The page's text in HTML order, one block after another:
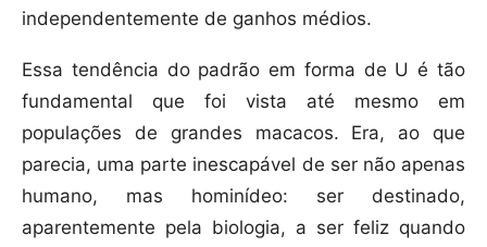
independentemente de ganhos médios.
Essa tendência do padrão em forma de U é tão
fundamental que foi vista até mesmo em
populações de grandes macacos. Era, ao que
parecia, uma parte inescapável de ser não apenas
humano, mas hominídeo: ser destinado,
aparentemente pela biologia, a ser feliz quando